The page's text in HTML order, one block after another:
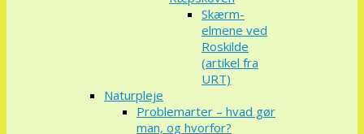
Skærm-
elmene ved
Roskilde
(artikel fra
URT)
Naturpleje
Problemarter – hvad gør
man, og hvorfor?